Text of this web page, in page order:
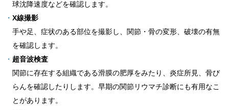
球沈降速度などを確認します。
X線撮影
手や足、症状のある部位を撮影し、関節・骨の変形、破壊の有無
を確認します。
超音波検査
関節に存在する組織である滑膜の肥厚をみたり、炎症所見、骨び
らんを確認したりします。早期の関節リウマチ診断にも有用なこ
とがあります。